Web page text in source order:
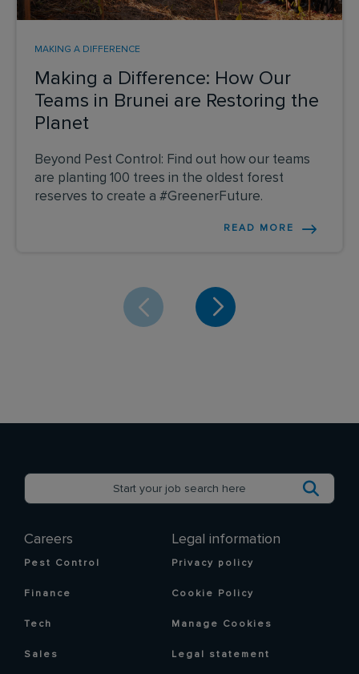
Making a Difference: How Our
Teams in Brunei are Restoring the
Planet
MAKING A DIFFERENCE
Beyond Pest Control: Find out how our teams
are planting 100 trees in the oldest forest
reserves to create a #GreenerFuture.
READ MORE
Careers
Pest Control
Finance
Tech
Sales
Legal information
Privacy policy
Cookie Policy
Manage Cookies
Legal statement